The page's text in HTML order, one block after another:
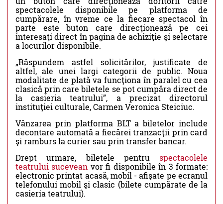
spectacolele disponibile pe platforma de
cumpărare, în vreme ce la fiecare spectacol în
parte este buton care direcţionează pe cei
interesaţi direct în pagina de achiziţie şi selectare
a locurilor disponibile.
„Răspundem astfel solicitărilor, justificate de
altfel, ale unei largi categorii de public. Noua
modalitate de plată va funcţiona în paralel cu cea
clasică prin care biletele se pot cumpăra direct de
la casieria teatrului”, a precizat directorul
instituţiei culturale, Carmen Veronica Steiciuc.
Vânzarea prin platforma BLT a biletelor include
decontare automată a fiecărei tranzacţii prin card
şi ramburs la curier sau prin transfer bancar.
Drept urmare, biletele pentru spectacolele
teatrului sucevean vor fi disponibile în 3 formate:
electronic printat acasă, mobil - afişate pe ecranul
telefonului mobil şi clasic (bilete cumpărate de la
casieria teatrului).